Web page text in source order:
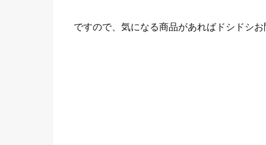
ですので、気になる商品があればドシドシ